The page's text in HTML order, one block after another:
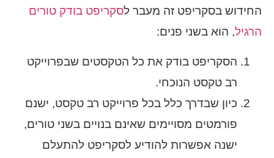
החידוש בסקריפט זה מעבר לסקריפט בודק טורים
הרגיל, הוא בשני פנים:
הסקריפט בודק את כל הטקסטים שבפרוייקט
רב טקסט הנוכחי.
כיון שבדרך כלל בכל פרוייקט רב טקסט, ישנם
פורמטים מסויימים שאינם בנויים בשני טורים,
ישנה אפשרות להודיע לסקריפט להתעלם